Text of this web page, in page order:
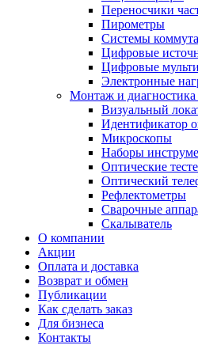
Переносчики
Пирометры
Системы
Цифровые
Цифровые
Электронные
Монтаж и
Визуальный
Идентификатор
Микроскопы
Наборы
Оптические
Оптический
Рефлектометры
Сварочные
Скалыватель
О компании
Акции
Оплата и доставка
Возврат и обмен
Публикации
Как сделать заказ
Для бизнеса
Контакты